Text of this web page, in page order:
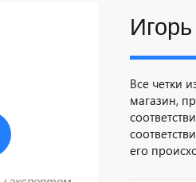
Все четки
магазин,
его